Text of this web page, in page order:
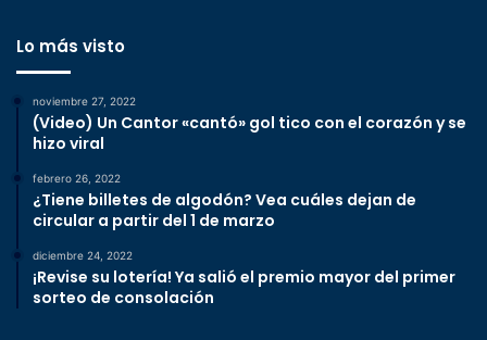
Lo más visto
noviembre 27, 2022
(Video) Un Cantor «cantó» gol tico con el corazón y se
hizo viral
febrero 26, 2022
¿Tiene billetes de algodón? Vea cuáles dejan de
circular a partir del 1 de marzo
diciembre 24, 2022
¡Revise su lotería! Ya salió el premio mayor del primer
sorteo de consolación